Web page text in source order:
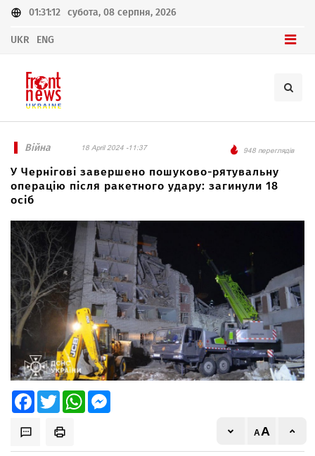
01:31:12 субота, 08 серпня, 2026
UKR ENG
Війна 18 April 2024 -11:37 948 переглядів
У Чернігові завершено пошуково-рятувальну
операцію після ракетного удару: загинули 18
осіб
FacebookTwitter WhatsApp